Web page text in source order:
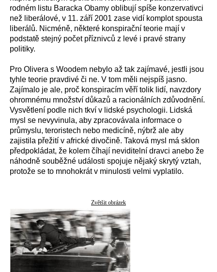
rodném listu Baracka Obamy oblibují spíše konzervativci
než liberálové, v 11. září 2001 zase vidí komplot spousta
liberálů. Nicméně, některé konspirační teorie mají v
podstatě stejný počet příznivců z levé i pravé strany
politiky.
Pro Olivera s Woodem nebylo až tak zajímavé, jestli jsou
tyhle teorie pravdivé či ne. V tom měli nejspíš jasno.
Zajímalo je ale, proč konspiracím věří tolik lidí, navzdory
ohromnému množství důkazů a racionálních zdůvodnění.
Vysvětlení podle nich tkví v lidské psychologii. Lidská
mysl se nevyvinula, aby zpracovávala informace o
průmyslu, teroristech nebo medicíně, nýbrž ale aby
zajistila přežití v africké divočině. Taková mysl má sklon
předpokládat, že kolem číhají neviditelní dravci anebo že
náhodně souběžné události spojuje nějaký skrytý vztah,
protože se to mnohokrát v minulosti velmi vyplatilo.
Zvětšit obrázek